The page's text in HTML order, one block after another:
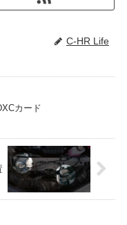
C-HR Life
カード